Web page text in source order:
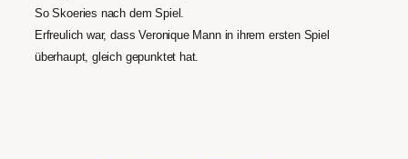
So Skoeries nach dem Spiel.
Erfreulich war, dass Veronique Mann in ihrem ersten Spiel
überhaupt, gleich gepunktet hat.